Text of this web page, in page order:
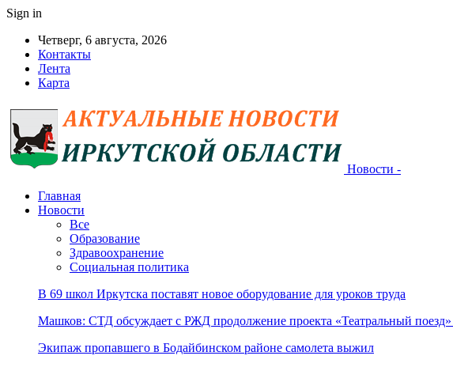
Sign in
Четверг, 6 августа, 2026
Контакты
Лента
Карта
Новости -
Главная
Новости
Все
Образование
Здравоохранение
Социальная политика
В 69 школ Иркутска поставят новое оборудование для уроков труда
Машков: СТД обсуждает с РЖД продолжение проекта «Театральный
Экипаж пропавшего в Бодайбинском районе самолета выжил